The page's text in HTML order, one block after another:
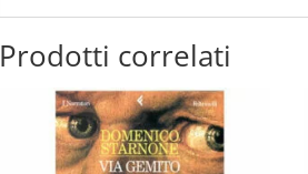
Prodotti correlati